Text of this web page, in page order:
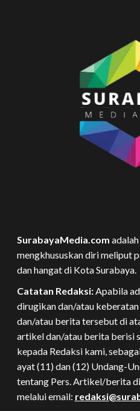
SurabayaMedia.com
mengkhususkan diri meliput
dan hangat di Kota Surabaya.
Catatan Redaksi:Apabila
dirugikan dan/atau
dan/atau berita tersebut di
artikel dan/atau berita berisi
kepada Redaksi kami,
ayat (11) dan (12) Undang-
tentang Pers. Artikel/berita
melalui email: